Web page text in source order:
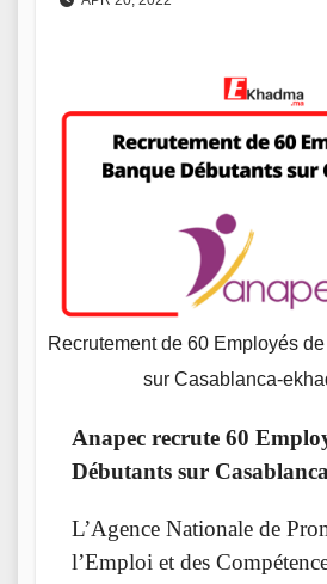
Recrutement de 60 Employés
sur Casablanca-
Anapec recrute 60
Débutants sur
L’Agence Nationale de
l’Emploi et des